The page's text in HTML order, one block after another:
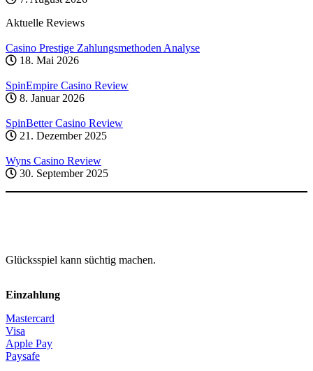
Aktuelle Reviews
Casino Prestige Zahlungsmethoden Analyse
18. Mai 2026
SpinEmpire Casino Review
8. Januar 2026
SpinBetter Casino Review
21. Dezember 2025
Wyns Casino Review
30. September 2025
Glücksspiel kann süchtig machen.
Einzahlung
Mastercard
Visa
Apple Pay
Paysafe